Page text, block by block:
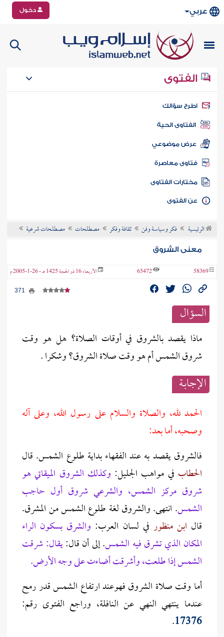
عربي دخول
الفتوى
سؤالك
الفتاوى الحية
عرض موضوعي
فتاوى معاصرة
مختارات الفتاوى
الفتوى
الرئيسية فكر وسياسة وفن ثقافة وفكر مصطلحات مصطلحات شرعية
معنى الشروق
58369
65472 الأربعاء 16 ذو الحجة 1425 هـ - 26-1-2005 م
السؤال
ماذا يقصد بالشروق في أوقات الصلاة؟ هل هو وقت
شروق الشمس أم هو وقت صلاة الشروق؟ وشكرا .
الإجابــة
الحمد لله، والصلاة والسلام على رسول الله، وعلى آله
وصحبه، أما بعد:
فالشروق يقصد به عند الفقهاء بداية طلوع الشمس. قال
الحطاب في مواهب الجليل: وكذلك الشروق الميقاتي هو
شروق مركز الشمس، والشرعي شروق أول حاجب
الشمس. انتهى. والشروق لغة طلوع الشمس من المشرق.
قال ابن منظور في لسان العرب: والشرق بسكون الراء
المكان الذي تشرق فيه الشمس. إلى أن قال:يقال: شرقت
الشمس إذا طلعت، وأشرقت أضاءت على وجه الأرض.
أما وقت صلاة الشروق فهوعند ارتفاع الشمس قدر رمح
عندما ينتهي النهي عن النافلة، وراجع الفتوى رقم:
17376
.